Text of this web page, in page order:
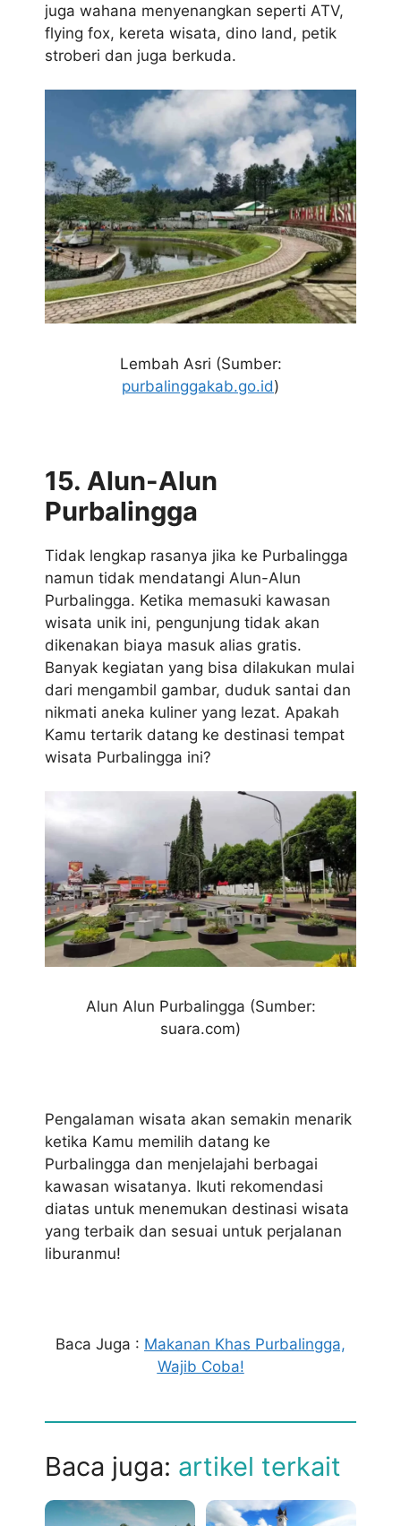
juga wahana menyenangkan seperti ATV,
flying fox, kereta wisata, dino land, petik
stroberi dan juga berkuda.
Lembah Asri (Sumber:
purbalinggakab.go.id)
15. Alun-Alun
Purbalingga
Tidak lengkap rasanya jika ke Purbalingga
namun tidak mendatangi Alun-Alun
Purbalingga. Ketika memasuki kawasan
wisata unik ini, pengunjung tidak akan
dikenakan biaya masuk alias gratis.
Banyak kegiatan yang bisa dilakukan mulai
dari mengambil gambar, duduk santai dan
nikmati aneka kuliner yang lezat. Apakah
Kamu tertarik datang ke destinasi tempat
wisata Purbalingga ini?
Alun Alun Purbalingga (Sumber:
suara.com)
Pengalaman wisata akan semakin menarik
ketika Kamu memilih datang ke
Purbalingga dan menjelajahi berbagai
kawasan wisatanya. Ikuti rekomendasi
diatas untuk menemukan destinasi wisata
yang terbaik dan sesuai untuk perjalanan
liburanmu!
Baca Juga : Makanan Khas Purbalingga,
Wajib Coba!
Baca juga: artikel terkait